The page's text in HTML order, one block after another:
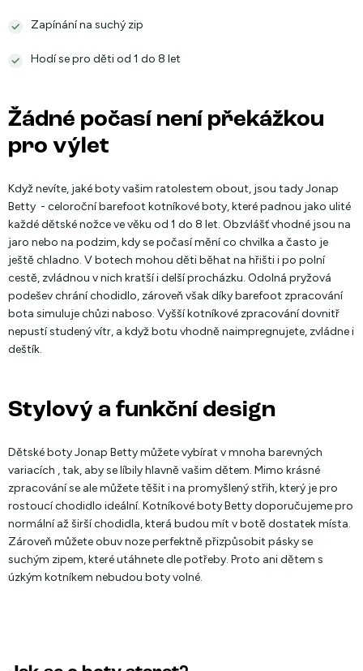
Zapínání na suchý zip
Hodí se pro děti od 1 do 8 let
Žádné počasí není překážkou
pro výlet
Když nevíte, jaké boty vašim ratolestem obout, jsou tady Jonap
Betty - celoroční barefoot kotníkové boty, které padnou jako ulité
každé dětské nožce ve věku od 1 do 8 let. Obzvlášť vhodné jsou na
jaro nebo na podzim, kdy se počasí mění co chvilka a často je
ještě chladno. V botech mohou děti běhat na hřišti i po polní
cestě, zvládnou v nich kratší i delší procházku. Odolná pryžová
podešev chrání chodidlo, zároveň však díky barefoot zpracování
bota simuluje chůzi naboso. Vyšší kotníkové zpracování dovnitř
nepustí studený vítr, a když botu vhodně naimpregnujete, zvládne i
deštík.
Stylový a funkční design
Dětské boty Jonap Betty můžete vybírat v mnoha barevných
variacích , tak, aby se líbily hlavně vašim dětem. Mimo krásné
zpracování se ale můžete těšit i na promyšlený střih, který je pro
rostoucí chodidlo ideální. Kotníkové boty Betty doporučujeme pro
normální až širší chodidla, která budou mít v botě dostatek místa.
Zároveň můžete obuv noze perfektně přizpůsobit pásky se
suchým zipem, které utáhnete dle potřeby. Proto ani dětem s
úzkým kotníkem nebudou boty volné.